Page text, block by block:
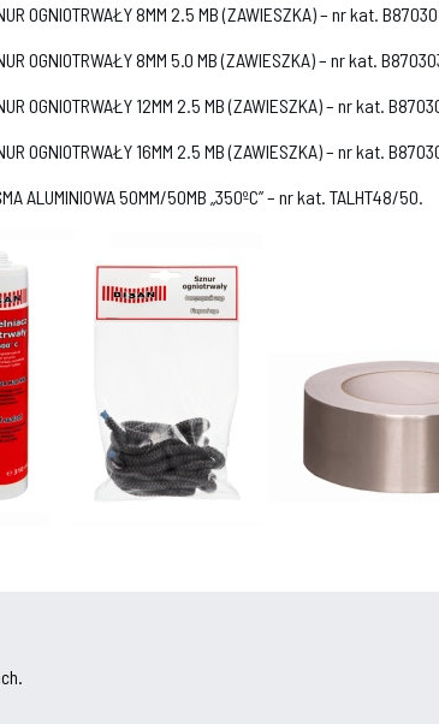
OGNIOTRWAŁY 8MM 2.5 MB (ZAWIESZKA) – nr kat.
OGNIOTRWAŁY 8MM 5.0 MB (ZAWIESZKA) – nr kat.
OGNIOTRWAŁY 12MM 2.5 MB (ZAWIESZKA) – nr kat.
OGNIOTRWAŁY 16MM 2.5 MB (ZAWIESZKA) – nr kat.
ALUMINIOWA 50MM/50MB „350ºC” – nr kat. TALHT48/50.